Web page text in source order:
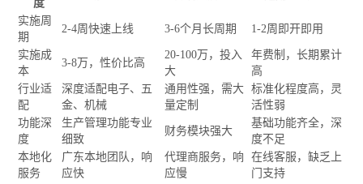
度
实施周
期
2-4周快速上线 3-6个月长周期 1-2周即开即用
实施成
本
3-8万，性价比高
20-100万，投入
大
年费制，长期累计
高
行业适
配
深度适配电子、五
金、机械
通用性强，需大
量定制
标准化程度高，灵
活性弱
功能深
度
生产管理功能专业
细致
财务模块强大
基础功能齐全，深
度不足
本地化
服务
广东本地团队，响
应快
代理商服务，响
应慢
在线客服，缺乏上
门支持